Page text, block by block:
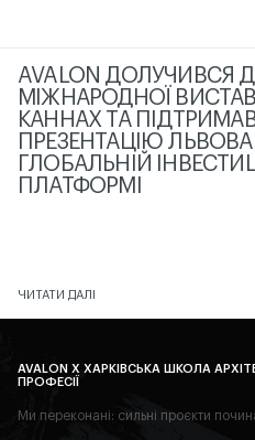
AVALON ДОЛУЧИВСЯ
МІЖНАРОДНОЇ
КАННАХ ТА
ПРЕЗЕНТАЦІЮ
ГЛОБАЛЬНІЙ
ПЛАТФОРМІ
ЧИТАТИ ДАЛІ
AVALON X ХАРКІВСЬКА ШКОЛА
ПРОФЕСІЇ
Ми переконані: сильні проєкти